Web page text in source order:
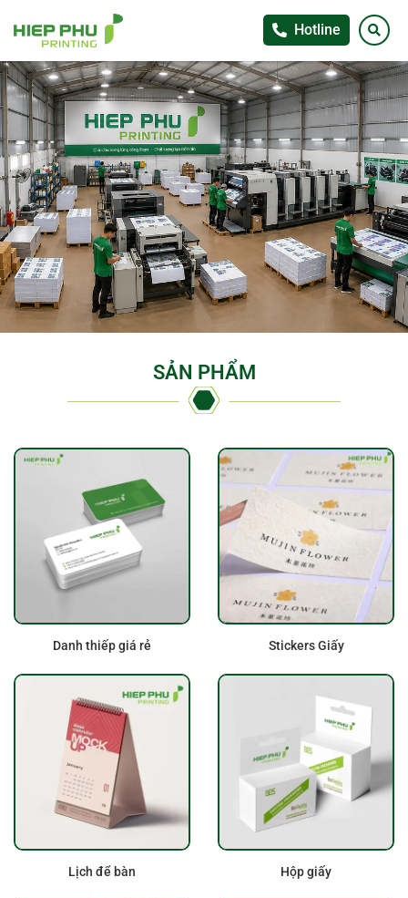
Hotline
SẢN PHẨM
Danh thiếp giá rẻ Stickers Giấy
Lịch để bàn Hộp giấy